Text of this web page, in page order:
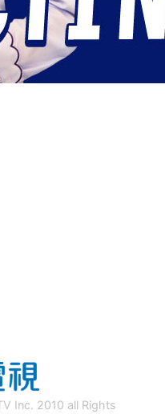
Inc. 2010 all Rights